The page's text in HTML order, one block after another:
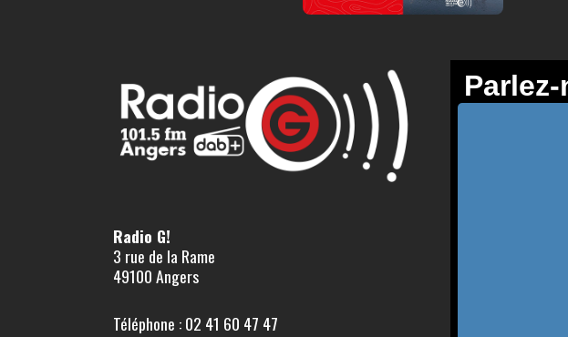
Radio G!
3 rue de la Rame
49100 Angers
Téléphone : 02 41 60 47 47